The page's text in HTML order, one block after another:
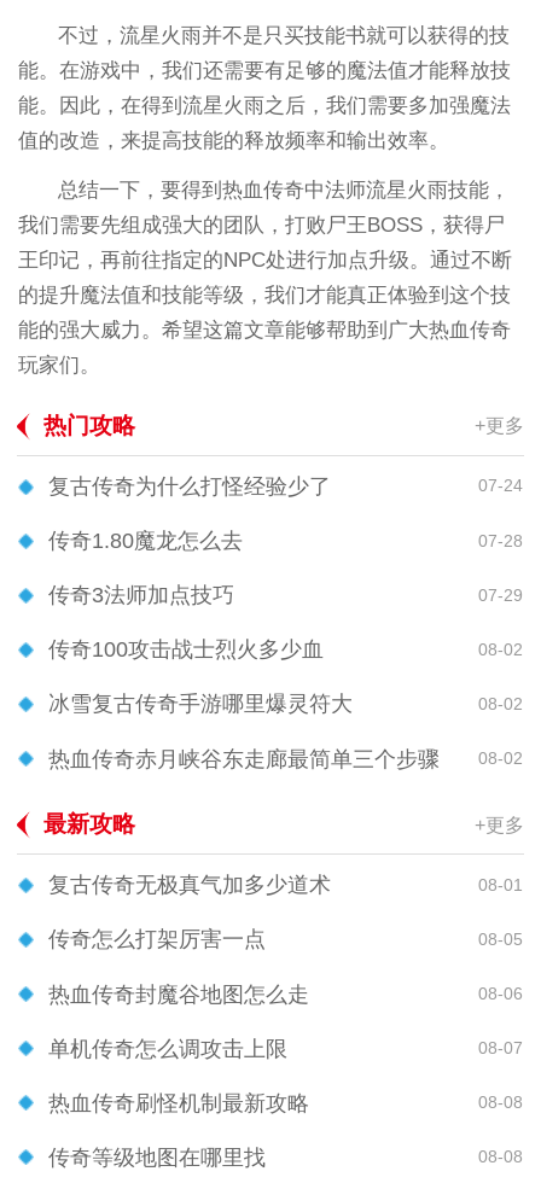
不过，流星火雨并不是只买技能书就可以获得的技
能。在游戏中，我们还需要有足够的魔法值才能释放技
能。因此，在得到流星火雨之后，我们需要多加强魔法
值的改造，来提高技能的释放频率和输出效率。
总结一下，要得到热血传奇中法师流星火雨技能，
我们需要先组成强大的团队，打败尸王BOSS，获得尸
王印记，再前往指定的NPC处进行加点升级。通过不断
的提升魔法值和技能等级，我们才能真正体验到这个技
能的强大威力。希望这篇文章能够帮助到广大热血传奇
玩家们。
热门攻略 +更多
复古传奇为什么打怪经验少了 07-24
传奇1.80魔龙怎么去 07-28
传奇3法师加点技巧 07-29
传奇100攻击战士烈火多少血 08-02
冰雪复古传奇手游哪里爆灵符大 08-02
热血传奇赤月峡谷东走廊最简单三个步骤 08-02
最新攻略 +更多
复古传奇无极真气加多少道术 08-01
传奇怎么打架厉害一点 08-05
热血传奇封魔谷地图怎么走 08-06
单机传奇怎么调攻击上限 08-07
热血传奇刷怪机制最新攻略 08-08
传奇等级地图在哪里找 08-08